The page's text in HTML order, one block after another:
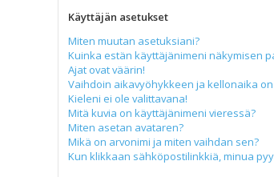
Käyttäjän asetukset
Miten muutan asetuksiani?
Kuinka estän käyttäjänimeni näkymisen
Ajat ovat väärin!
Vaihdoin aikavyöhykkeen ja kellonaika
Kieleni ei ole valittavana!
Mitä kuvia on käyttäjänimeni vieressä?
Miten asetan avataren?
Mikä on arvonimi ja miten vaihdan sen?
Kun klikkaan sähköpostilinkkiä, minua